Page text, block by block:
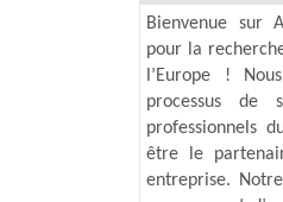
Bienvenue sur
pour la
l’Europe !
processus de
professionnels
être le
entreprise.